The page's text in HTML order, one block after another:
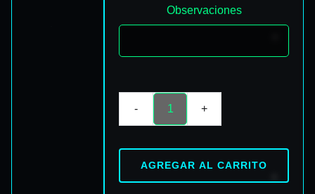
Observaciones
- +
AGREGAR AL CARRITO